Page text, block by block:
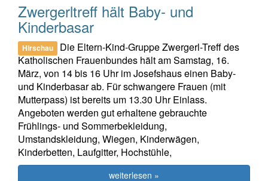
Zwergerltreff hält Baby- und
Kinderbasar
Hirschau
Die Eltern-Kind-Gruppe Zwergerl-Treff des
Katholischen Frauenbundes hält am Samstag, 16.
März, von 14 bis 16 Uhr im Josefshaus einen Baby-
und Kinderbasar ab. Für schwangere Frauen (mit
Mutterpass) ist bereits um 13.30 Uhr Einlass.
Angeboten werden gut erhaltene gebrauchte
Frühlings- und Sommerbekleidung,
Umstandskleidung, Wiegen, Kinderwägen,
Kinderbetten, Laufgitter, Hochstühle,
weiterlesen »